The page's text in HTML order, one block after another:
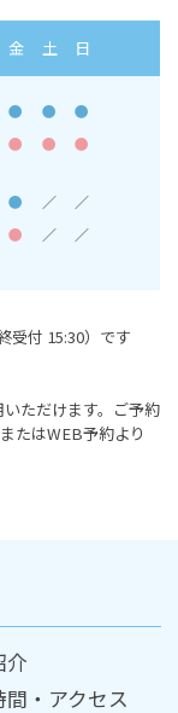
金 土 日
● ●
●
● ● ●
● ／ ／
● ／ ／
終受付 15:30）です
ただけます。ご予約
たはWEB予約より
介
間・アクセス